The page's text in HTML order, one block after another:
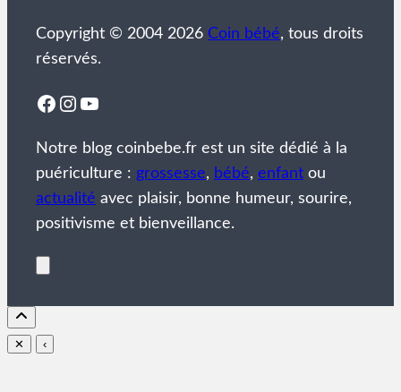
Copyright © 2004 2026 Coin bébé, tous droits
réservés.
Facebook
Instagram
YouTube
Notre blog coinbebe.fr est un site dédié à la
puériculture : grossesse, bébé, enfant ou
actualité avec plaisir, bonne humeur, sourire,
positivisme et bienveillance.
✕ ‹